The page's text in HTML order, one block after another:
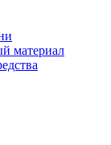
материал